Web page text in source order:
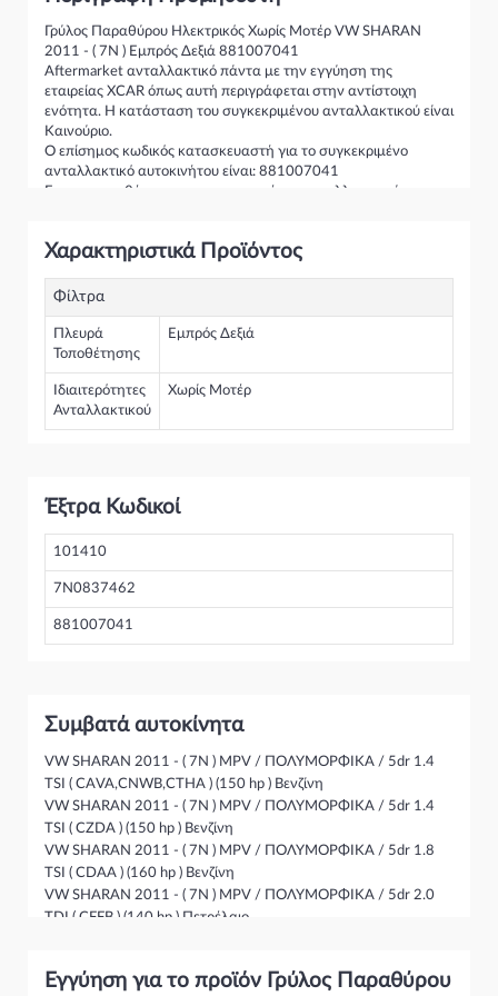
Γρύλος Παραθύρου Ηλεκτρικός Χωρίς Μοτέρ VW SHARAN
2011 - ( 7N ) Εμπρός Δεξιά 881007041
Aftermarket ανταλλακτικό πάντα με την εγγύηση της
εταιρείας XCAR όπως αυτή περιγράφεται στην αντίστοιχη
ενότητα. Η κατάσταση του συγκεκριμένου ανταλλακτικού είναι
Καινούριο.
Ο επίσημος κωδικός κατασκευαστή για το συγκεκριμένο
ανταλλακτικό αυτοκινήτου είναι: 881007041
Για την τοποθέτηση του συγκεκριμένου ανταλλακτικού
ανταλλακτικό ταιριάζει στο αυτοκίνητό σας μην διστάσετε να
καθώς διαθέτουμε πλούσια γκάμα από Γρύλος Παραθύρου
& Αμορτισέρ Ανύψωσης
Χαρακτηριστικά Προϊόντος
Φίλτρα
Πλευρά
Τοποθέτησης
Εμπρός Δεξιά
Ιδιαιτερότητες
Ανταλλακτικού
Χωρίς Μοτέρ
Έξτρα Κωδικοί
101410
7N0837462
881007041
Συμβατά αυτοκίνητα
VW SHARAN 2011 - ( 7N ) MPV / ΠΟΛΥΜΟΡΦΙΚΑ / 5dr 1.4
TSI ( CAVA,CNWB,CTHA ) (150 hp ) Βενζίνη
VW SHARAN 2011 - ( 7N ) MPV / ΠΟΛΥΜΟΡΦΙΚΑ / 5dr 1.4
TSI ( CZDA ) (150 hp ) Βενζίνη
VW SHARAN 2011 - ( 7N ) MPV / ΠΟΛΥΜΟΡΦΙΚΑ / 5dr 1.8
TSI ( CDAA ) (160 hp ) Βενζίνη
VW SHARAN 2011 - ( 7N ) MPV / ΠΟΛΥΜΟΡΦΙΚΑ / 5dr 2.0
TDI ( CFFB ) (140 hp ) Πετρέλαιο
VW SHARAN 2011 - ( 7N ) MPV / ΠΟΛΥΜΟΡΦΙΚΑ / 5dr 2.0
Εγγύηση για το προϊόν Γρύλος Παραθύρου